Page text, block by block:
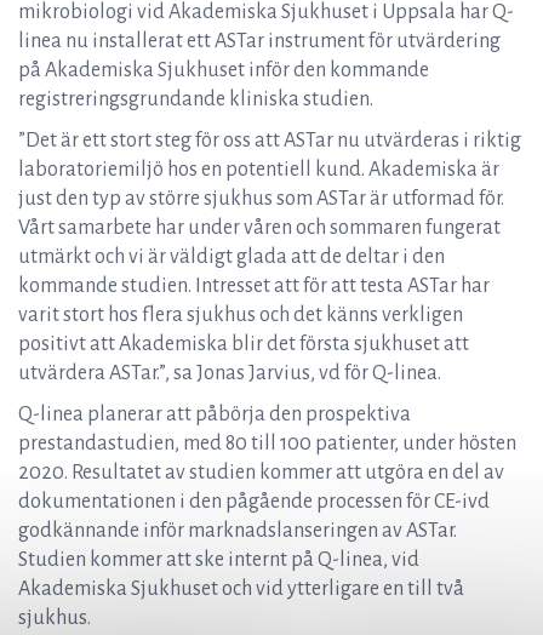
mikrobiologi vid Akademiska Sjukhuset i Uppsala har Q-
linea nu installerat ett ASTar instrument för utvärdering
på Akademiska Sjukhuset inför den kommande
registreringsgrundande kliniska studien.
”Det är ett stort steg för oss att ASTar nu utvärderas i riktig
laboratoriemiljö hos en potentiell kund. Akademiska är
just den typ av större sjukhus som ASTar är utformad för.
Vårt samarbete har under våren och sommaren fungerat
utmärkt och vi är väldigt glada att de deltar i den
kommande studien. Intresset att för att testa ASTar har
varit stort hos flera sjukhus och det känns verkligen
positivt att Akademiska blir det första sjukhuset att
utvärdera ASTar.”, sa Jonas Jarvius, vd för Q-linea.
Q-linea planerar att påbörja den prospektiva
prestandastudien, med 80 till 100 patienter, under hösten
2020. Resultatet av studien kommer att utgöra en del av
dokumentationen i den pågående processen för CE-ivd
godkännande inför marknadslanseringen av ASTar.
Studien kommer att ske internt på Q-linea, vid
Akademiska Sjukhuset och vid ytterligare en till två
sjukhus.